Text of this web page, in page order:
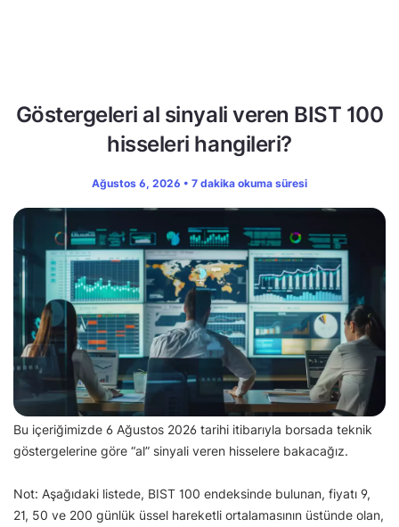
Göstergeleri al sinyali veren BIST 100
hisseleri hangileri?
Ağustos 6, 2026 • 7 dakika okuma süresi
Bu içeriğimizde 6 Ağustos 2026 tarihi itibarıyla borsada teknik
göstergelerine göre “al” sinyali veren hisselere bakacağız.
Not: Aşağıdaki listede, BIST 100 endeksinde bulunan, fiyatı 9,
21, 50 ve 200 günlük üssel hareketli ortalamasının üstünde olan,